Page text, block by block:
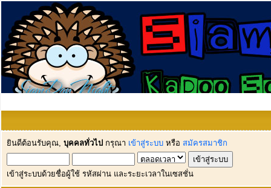
ยินดีต้อนรับคุณ, บุคคลทั่วไป กรุณา เข้าสู่ระบบ หรือ สมัครสมาชิก
เข้าสู่ระบบด้วยชื่อผู้ใช้ รหัสผ่าน และระยะเวลาในเซสชั่น